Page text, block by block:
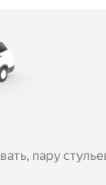
пару